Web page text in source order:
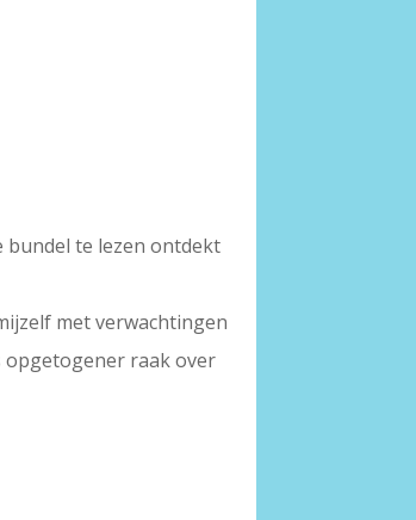
bundel te lezen ontdekt
met verwachtingen
opgetogener raak over